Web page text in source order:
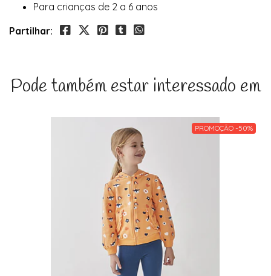
Para crianças de 2 a 6 anos
Partilhar:
Pode também estar interessado em
PROMOÇÃO -50%